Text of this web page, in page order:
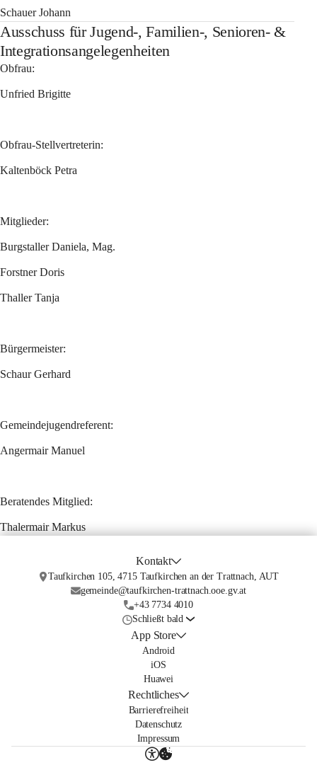
Schauer Johann
Ausschuss für Jugend-, Familien-, Senioren- &
Integrationsangelegenheiten
Obfrau:
Unfried Brigitte
Obfrau-Stellvertreterin:
Kaltenböck Petra
Mitglieder:
Burgstaller Daniela, Mag.
Forstner Doris
Thaller Tanja
Bürgermeister:
Schaur Gerhard
Gemeindejugendreferent:
Angermair Manuel
Beratendes Mitglied:
Thalermair Markus
Kontakt
Taufkirchen 105, 4715 Taufkirchen an der Trattnach, AUT
gemeinde@taufkirchen-trattnach.ooe.gv.at
+43 7734 4010
Schließt bald
App Store
Android
iOS
Huawei
Rechtliches
Barrierefreiheit
Datenschutz
Impressum